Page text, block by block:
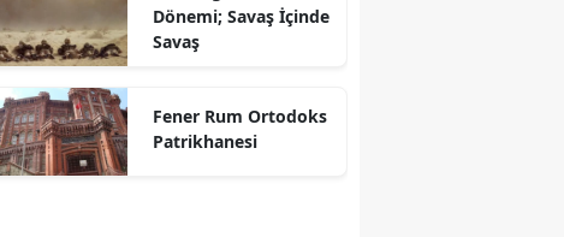
Dönemi; Savaş İçinde
Savaş
Fener Rum Ortodoks
Patrikhanesi